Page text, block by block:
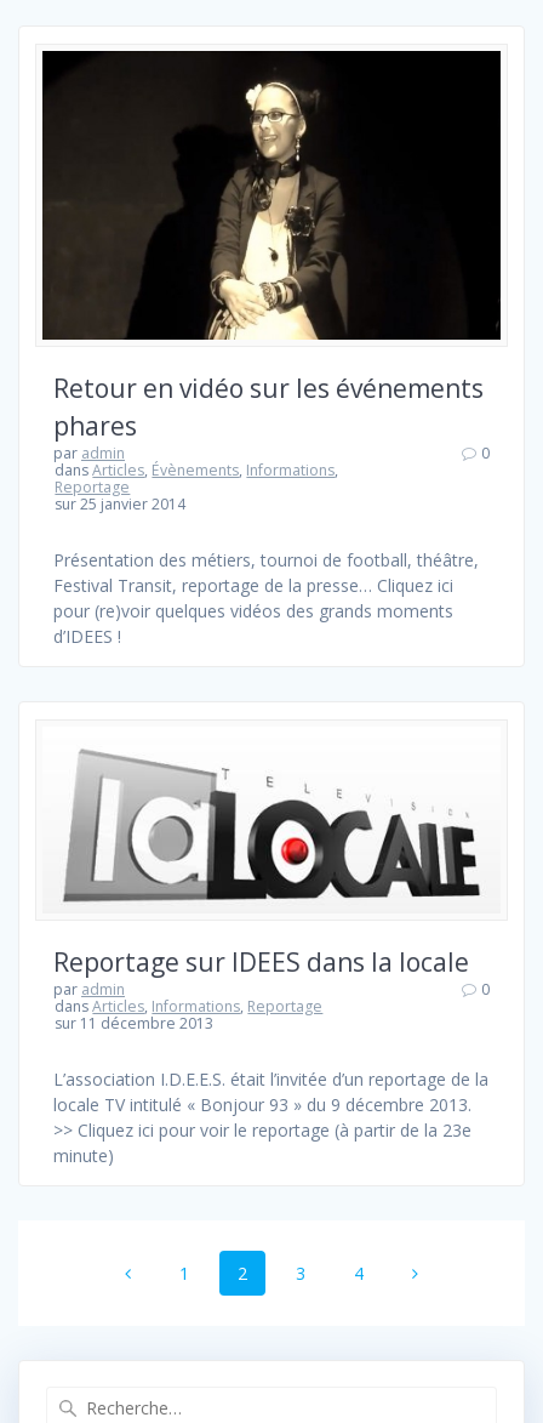
Retour en vidéo sur les événements
phares
par admin
dansArticles, Évènements, Informations,
Reportage
sur 25 janvier 2014
0
Présentation des métiers, tournoi de football, théâtre,
Festival Transit, reportage de la presse… Cliquez ici
pour (re)voir quelques vidéos des grands moments
d’IDEES !
Reportage sur IDEES dans la locale
par admin
dansArticles, Informations, Reportage
sur 11 décembre 2013
0
L’association I.D.E.E.S. était l’invitée d’un reportage de la
locale TV intitulé « Bonjour 93 » du 9 décembre 2013.
>> Cliquez ici pour voir le reportage (à partir de la 23e
minute)
Navigation
des
Page
1 Page
2 Page
3 Page
4